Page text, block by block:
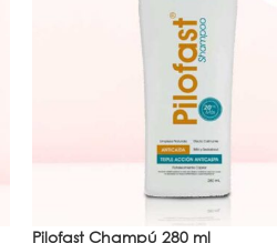
Pilofast Champú 280 ml